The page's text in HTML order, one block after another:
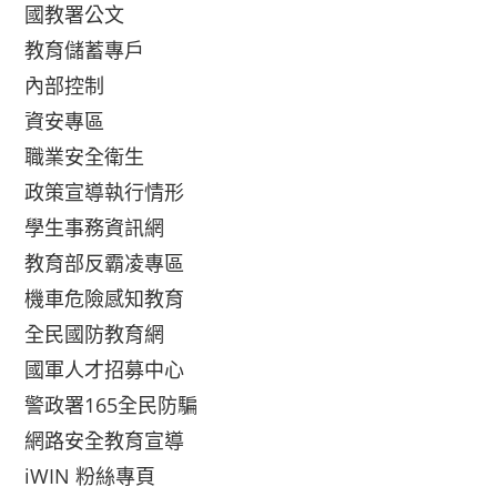
國教署公文
教育儲蓄專戶
內部控制
資安專區
職業安全衛生
政策宣導執行情形
學生事務資訊網
教育部反霸凌專區
機車危險感知教育
全民國防教育網
國軍人才招募中心
警政署165全民防騙
網路安全教育宣導
iWIN 粉絲專頁